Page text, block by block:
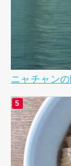
ニャチャン